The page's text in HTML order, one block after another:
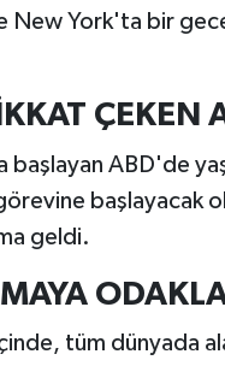
York'ta bir gece
ÇEKEN
başlayan ABD'de
başlayacak
geldi.
tüm dünyada